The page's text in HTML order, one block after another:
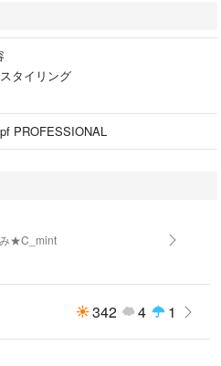
タイリング
PROFESSIONAL
★C_mint
342 4 1